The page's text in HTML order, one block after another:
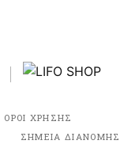
ΟΡΟΙ ΧΡΗΣΗΣ
ΣΗΜΕΙΑ ΔΙΑΝΟΜΗΣ